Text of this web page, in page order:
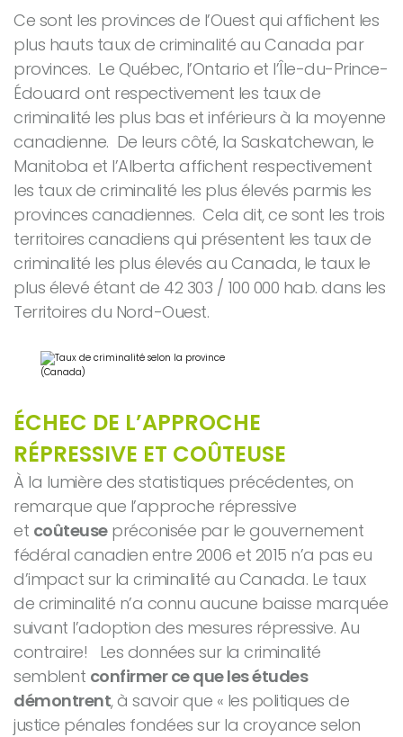
Ce sont les provinces de l’Ouest qui affichent les
plus hauts taux de criminalité au Canada par
provinces. Le Québec, l’Ontario et l’Île-du-Prince-
Édouard ont respectivement les taux de
criminalité les plus bas et inférieurs à la moyenne
canadienne. De leurs côté, la Saskatchewan, le
Manitoba et l’Alberta affichent respectivement
les taux de criminalité les plus élevés parmis les
provinces canadiennes. Cela dit, ce sont les trois
territoires canadiens qui présentent les taux de
criminalité les plus élevés au Canada, le taux le
plus élevé étant de 42 303 / 100 000 hab. dans les
Territoires du Nord-Ouest.
ÉCHEC DE L’APPROCHE
RÉPRESSIVE ET COÛTEUSE
À la lumière des statistiques précédentes, on
remarque que l’approche répressive
et coûteusepréconisée par le gouvernement
fédéral canadien entre 2006 et 2015 n’a pas eu
d’impact sur la criminalité au Canada. Le taux
de criminalité n’a connu aucune baisse marquée
suivant l’adoption des mesures répressive. Au
contraire! Les données sur la criminalité
semblent confirmer ce que les études
démontrent, à savoir que « les politiques de
justice pénales fondées sur la croyance selon